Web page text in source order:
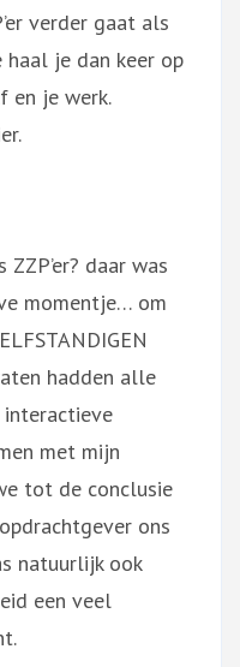
verder gaat als
je dan keer op
en je werk.
daar was
momentje… om
hadden alle
interactieve
met mijn
tot de conclusie
ons
natuurlijk ook
een veel